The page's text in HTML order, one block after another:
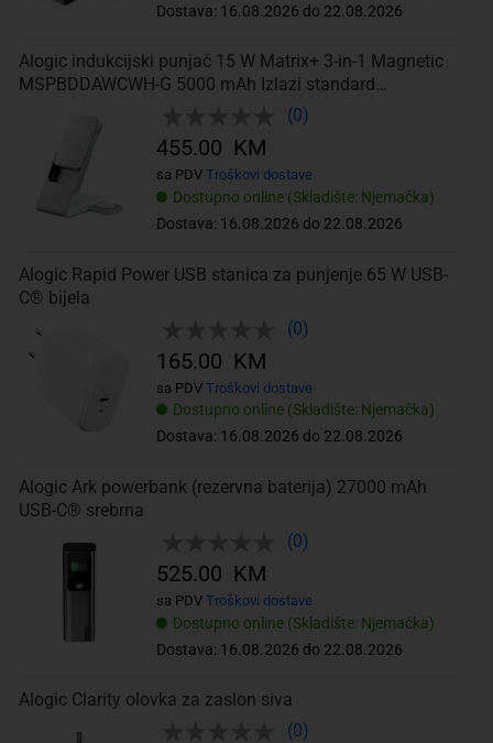
Dostava: 16.08.2026 do 22.08.2026
Alogic indukcijski punjač 15 W Matrix+ 3-in-1 Magnetic
MSPBDDAWCWH-G 5000 mAh Izlazi standard
(0)
Dostupno online (Skladište: Njemačka)
Dostava: 16.08.2026 do 22.08.2026
455.00 KM
sa PDV Troškovi dostave
Alogic Rapid Power USB stanica za punjenje 65 W USB-
C® bijela
(0)
Dostupno online (Skladište: Njemačka)
Dostava: 16.08.2026 do 22.08.2026
165.00 KM
sa PDV Troškovi dostave
Alogic Ark powerbank (rezervna baterija) 27000 mAh
USB-C® srebrna
(0)
Dostupno online (Skladište: Njemačka)
Dostava: 16.08.2026 do 22.08.2026
525.00 KM
sa PDV Troškovi dostave
Alogic Clarity olovka za zaslon siva
(0)